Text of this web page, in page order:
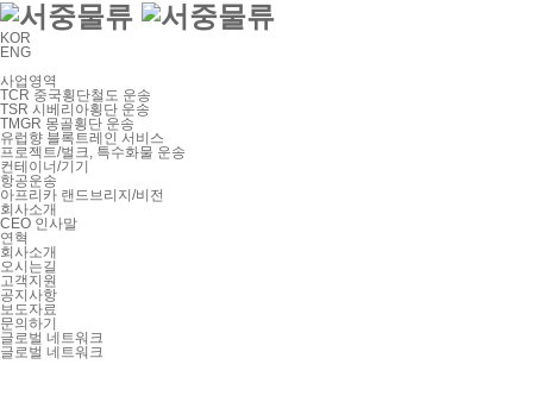
KOR
ENG
사업영역
TCR 중국횡단철도 운송
TSR 시베리아횡단 운송
TMGR 몽골횡단 운송
유럽향 블록트레인 서비스
프로젝트/벌크, 특수화물 운송
컨테이너/기기
항공운송
아프리카 랜드브리지/비전
회사소개
CEO 인사말
연혁
회사소개
오시는길
고객지원
공지사항
보도자료
문의하기
글로벌 네트워크
글로벌 네트워크